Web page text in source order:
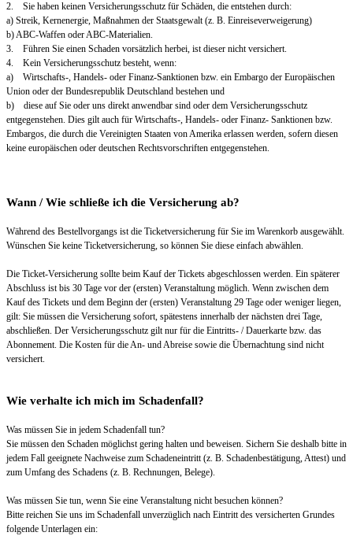
2. Sie haben keinen Versicherungsschutz für Schäden, die entstehen durch:
a) Streik, Kernenergie, Maßnahmen der Staatsgewalt (z. B. Einreiseverweigerung)
b) ABC-Waffen oder ABC-Materialien.
3. Führen Sie einen Schaden vorsätzlich herbei, ist dieser nicht versichert.
4. Kein Versicherungsschutz besteht, wenn:
a) Wirtschafts-, Handels- oder Finanz-Sanktionen bzw. ein Embargo der Europäischen
Union oder der Bundesrepublik Deutschland bestehen und
b) diese auf Sie oder uns direkt anwendbar sind oder dem Versicherungsschutz
entgegenstehen. Dies gilt auch für Wirtschafts-, Handels- oder Finanz- Sanktionen bzw.
Embargos, die durch die Vereinigten Staaten von Amerika erlassen werden, sofern diesen
keine europäischen oder deutschen Rechtsvorschriften entgegenstehen.
Wann / Wie schließe ich die Versicherung ab?
Während des Bestellvorgangs ist die Ticketversicherung für Sie im Warenkorb ausgewählt.
Wünschen Sie keine Ticketversicherung, so können Sie diese einfach abwählen.
Die Ticket-Versicherung sollte beim Kauf der Tickets abgeschlossen werden. Ein späterer
Abschluss ist bis 30 Tage vor der (ersten) Veranstaltung möglich. Wenn zwischen dem
Kauf des Tickets und dem Beginn der (ersten) Veranstaltung 29 Tage oder weniger liegen,
gilt: Sie müssen die Versicherung sofort, spätestens innerhalb der nächsten drei Tage,
abschließen. Der Versicherungsschutz gilt nur für die Eintritts- / Dauerkarte bzw. das
Abonnement. Die Kosten für die An- und Abreise sowie die Übernachtung sind nicht
versichert.
Wie verhalte ich mich im Schadenfall?
Was müssen Sie in jedem Schadenfall tun?
Sie müssen den Schaden möglichst gering halten und beweisen. Sichern Sie deshalb bitte in
jedem Fall geeignete Nachweise zum Schadeneintritt (z. B. Schadenbestätigung, Attest) und
zum Umfang des Schadens (z. B. Rechnungen, Belege).
Was müssen Sie tun, wenn Sie eine Veranstaltung nicht besuchen können?
Bitte reichen Sie uns im Schadenfall unverzüglich nach Eintritt des versicherten Grundes
folgende Unterlagen ein: